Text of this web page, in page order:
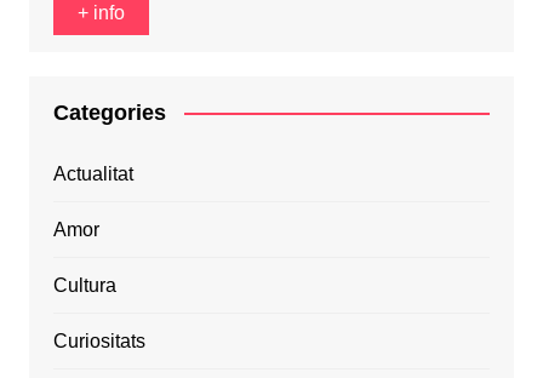
+ info
Categories
Actualitat
Amor
Cultura
Curiositats